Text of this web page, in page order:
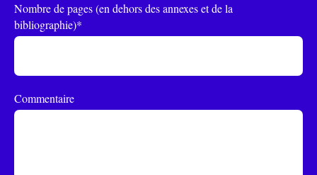
Nombre de pages (en dehors des annexes et de la
bibliographie)*
Commentaire